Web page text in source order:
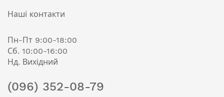
Наші контакти
Пн-Пт 9:00-18:00
Сб. 10:00-16:00
Нд. Вихідний
(096) 352-08-79